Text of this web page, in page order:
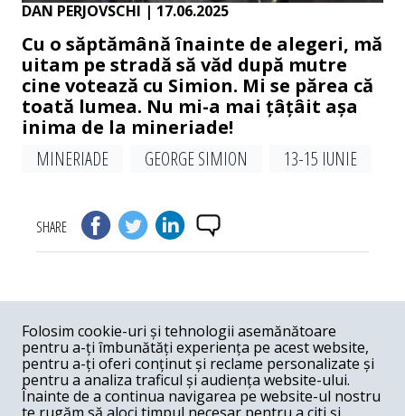
DAN PERJOVSCHI | 17.06.2025
Cu o săptămână înainte de alegeri, mă
uitam pe stradă să văd după mutre
cine votează cu Simion. Mi se părea că
toată lumea. Nu mi-a mai țâțâit așa
inima de la mineriade!
MINERIADE
GEORGE SIMION 13-15 IUNIE
SHARE
COMENTARII
Nume
Email
Folosim cookie-uri și tehnologii asemănătoare
pentru a-ți îmbunătăți experiența pe acest website,
pentru a-ți oferi conținut și reclame personalizate și
pentru a analiza traficul și audiența website-ului.
Înainte de a continua navigarea pe website-ul nostru